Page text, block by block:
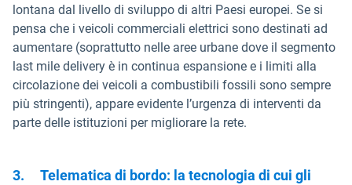
lontana dal livello di sviluppo di altri Paesi europei. Se si
pensa che i veicoli commerciali elettrici sono destinati ad
aumentare (soprattutto nelle aree urbane dove il segmento
last mile delivery è in continua espansione e i limiti alla
circolazione dei veicoli a combustibili fossili sono sempre
più stringenti), appare evidente l’urgenza di interventi da
parte delle istituzioni per migliorare la rete.
3.
Telematica di bordo: la tecnologia di cui gli